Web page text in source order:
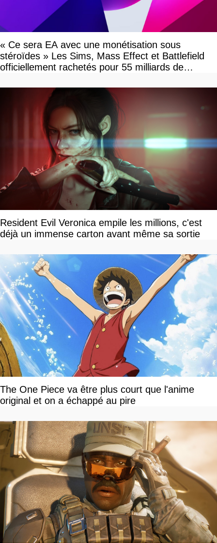
« Ce sera EA avec une monétisation sous
stéroïdes » Les Sims, Mass Effect et Battlefield
officiellement rachetés pour 55 milliards de
Resident Evil Veronica empile les millions, c'est
déjà un immense carton avant même sa sortie
The One Piece va être plus court que l'anime
original et on a échappé au pire